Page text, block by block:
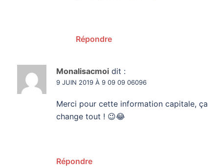
Répondre
Monalisacmoi dit :
9 JUIN 2019 À 9 09 09 06096
Merci pour cette information capitale, ça
change tout ! 😉😂
Répondre